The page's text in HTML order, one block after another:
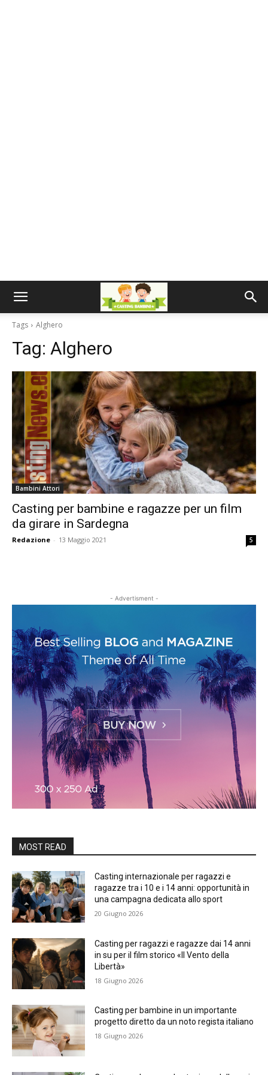
Tags Alghero
Tag: Alghero
Bambini Attori
Casting per bambine e ragazze per un film
da girare in Sardegna
Redazione - 13 Maggio 2021 5
- Advertisment -
MOST READ
Casting internazionale per ragazzi e
ragazze tra i 10 e i 14 anni: opportunità in
una campagna dedicata allo sport
20 Giugno 2026
Casting per ragazzi e ragazze dai 14 anni
in su per il film storico «Il Vento della
Libertà»
18 Giugno 2026
Casting per bambine in un importante
progetto diretto da un noto regista italiano
18 Giugno 2026